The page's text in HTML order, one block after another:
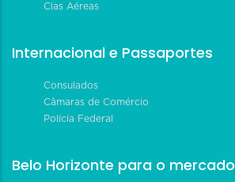
Cias Aéreas
Internacional e Passaportes
Consulados
Câmaras de Comércio
Polícia Federal
Belo Horizonte para o mercado